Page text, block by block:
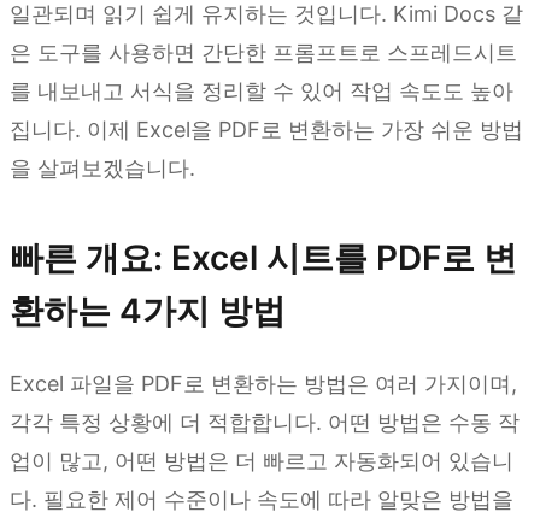
일관되며 읽기 쉽게 유지하는 것입니다. Kimi Docs 같
은 도구를 사용하면 간단한 프롬프트로 스프레드시트
를 내보내고 서식을 정리할 수 있어 작업 속도도 높아
집니다. 이제 Excel을 PDF로 변환하는 가장 쉬운 방법
을 살펴보겠습니다.
빠른 개요: Excel 시트를 PDF로 변
환하는 4가지 방법
Excel 파일을 PDF로 변환하는 방법은 여러 가지이며,
각각 특정 상황에 더 적합합니다. 어떤 방법은 수동 작
업이 많고, 어떤 방법은 더 빠르고 자동화되어 있습니
다. 필요한 제어 수준이나 속도에 따라 알맞은 방법을